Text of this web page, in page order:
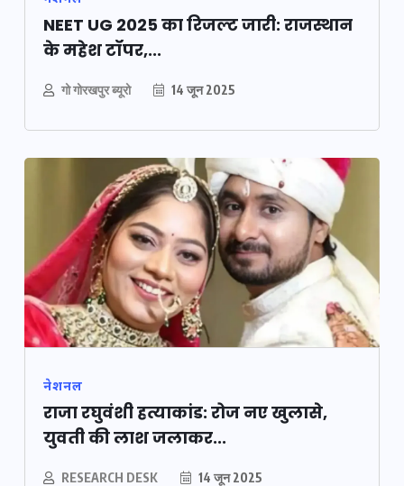
NEET UG 2025 का रिजल्ट जारी: राजस्थान
के महेश टॉपर,...
गो गोरखपुर ब्यूरो 14 जून 2025
नेशनल
राजा रघुवंशी हत्याकांड: रोज नए खुलासे,
युवती की लाश जलाकर...
RESEARCH DESK 14 जून 2025